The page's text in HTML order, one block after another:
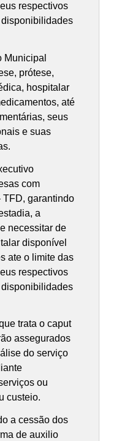
respectivos
Municipal
prótese,
hospitalar
até
seus
e suas
com
TFD, garantindo
a
necessitar de
disponível
ate o limite das
respectivos
trata o caput
assegurados
do serviço
ou
custeio.
a cessão dos
de auxilio